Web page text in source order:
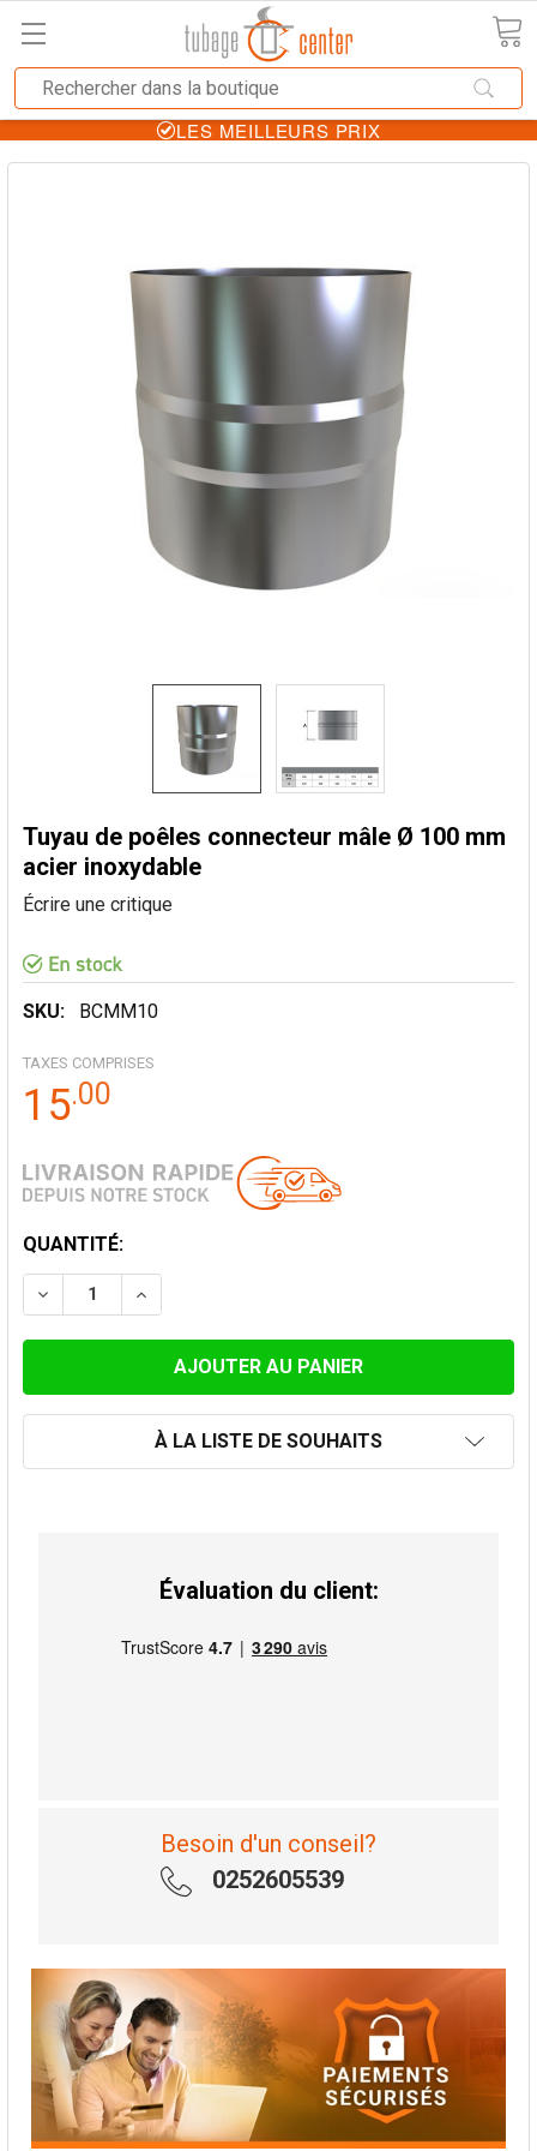
LES MEILLEURS PRIX
Tuyau de poêles connecteur mâle Ø 100 mm
acier inoxydable
Écrire une critique
SKU: BCMM10
TAXES COMPRISES
15.00
STOCK
ACTUEL:
QUANTITÉ:
DIMINUER LA QUANTITÉ DE TUYAU DE POÊLES
AUGMENTER LA QUANTITÉ DE TUYAU DE
À LA LISTE DE SOUHAITS
Évaluation du client:
Besoin d'un conseil?
0252605539